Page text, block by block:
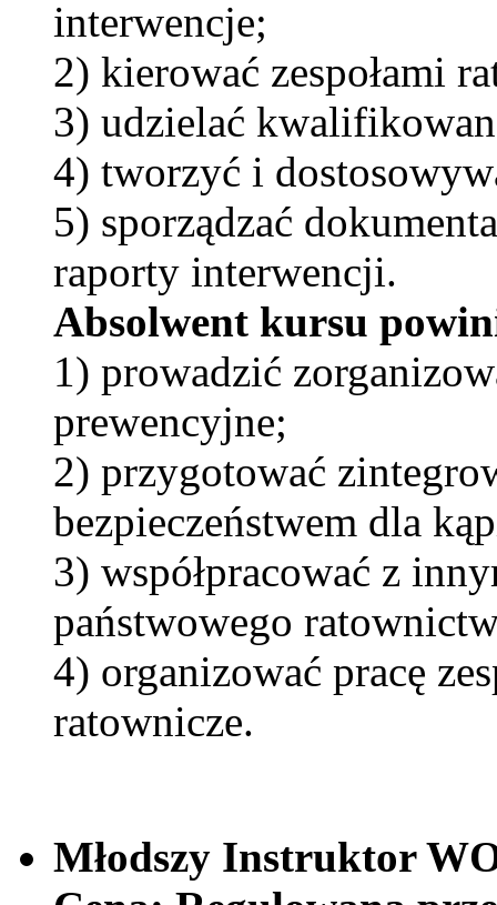
interwencje;
2) kierować zespołami
3) udzielać
4) tworzyć i
5) sporządzać
raporty interwencji.
Absolwent kursu
1) prowadzić
prewencyjne;
2) przygotować
bezpieczeństwem dla
3) współpracować z
państwowego
4) organizować pracę
ratownicze.
Młodszy Instruktor